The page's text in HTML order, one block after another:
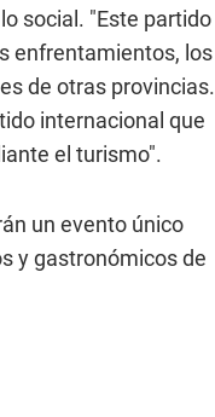
social. "Este partido
enfrentamientos, los
de otras provincias.
internacional que
el turismo".
un evento único
y gastronómicos de